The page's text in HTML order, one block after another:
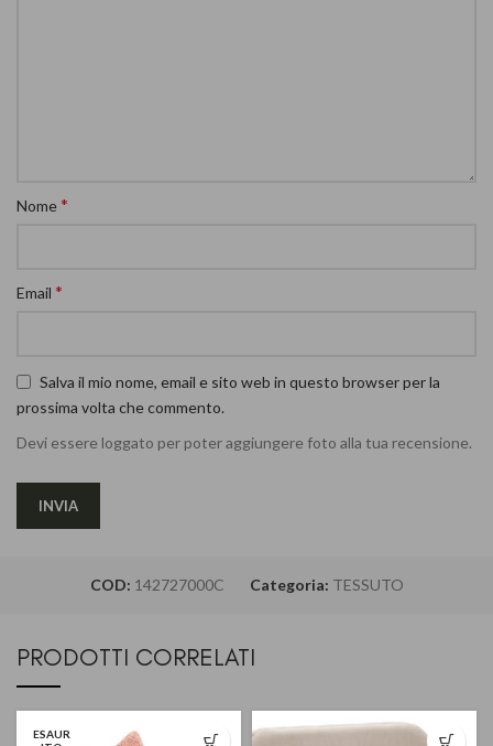
Nome*
Email *
Salva il mio nome, email e sito web in questo browser per la
prossima volta che commento.
Devi essere loggato per poter aggiungere foto alla tua recensione.
COD: 142727000C Categoria: TESSUTO
PRODOTTI CORRELATI
ESAUR